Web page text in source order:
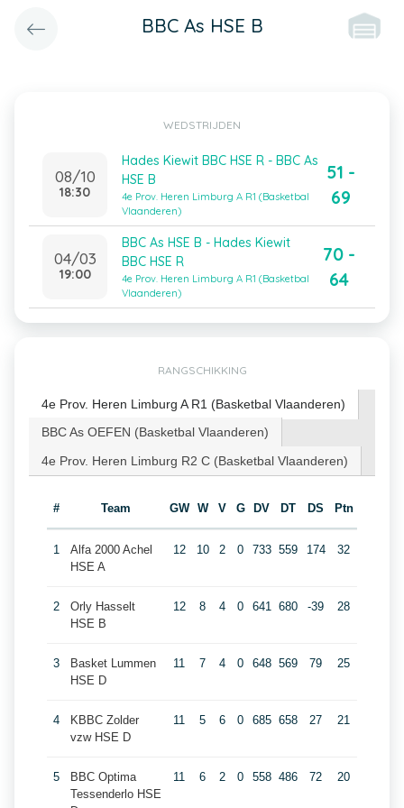
BBC As HSE B
WEDSTRIJDEN
08/10
18:30
Hades Kiewit BBC HSE R - BBC As
HSE B
4e Prov. Heren Limburg A R1 (Basketbal
Vlaanderen)
51 -
69
04/03
19:00
BBC As HSE B - Hades Kiewit
BBC HSE R
4e Prov. Heren Limburg A R1 (Basketbal
Vlaanderen)
70 -
64
RANGSCHIKKING
4e Prov. Heren Limburg A R1 (Basketbal Vlaanderen)
BBC As OEFEN (Basketbal Vlaanderen)
4e Prov. Heren Limburg R2 C (Basketbal Vlaanderen)
# Team GW W V G DV DT DS Ptn
1
Alfa 2000 Achel
HSE A
12 10 2 0 733 559 174 32
2
Orly Hasselt
HSE B
12 8 4 0 641 680 -39 28
3
Basket Lummen
HSE D
11 7 4 0 648 569 79 25
4
KBBC Zolder
vzw HSE D
11 5 6 0 685 658 27 21
5
BBC Optima
Tessenderlo HSE
11 6 2 0 558 486 72 20